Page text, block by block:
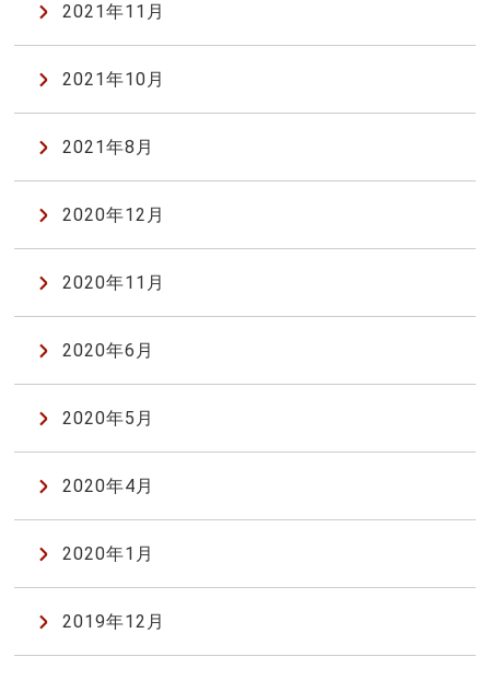
2021年11月
2021年10月
2021年8月
2020年12月
2020年11月
2020年6月
2020年5月
2020年4月
2020年1月
2019年12月